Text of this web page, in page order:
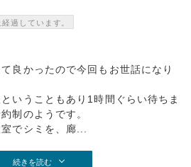
過しています。
良かったので今回もお世話になり
いうこともあり1時間ぐらい待ちま
制のようです。
でシミを、廊...
続きを読む